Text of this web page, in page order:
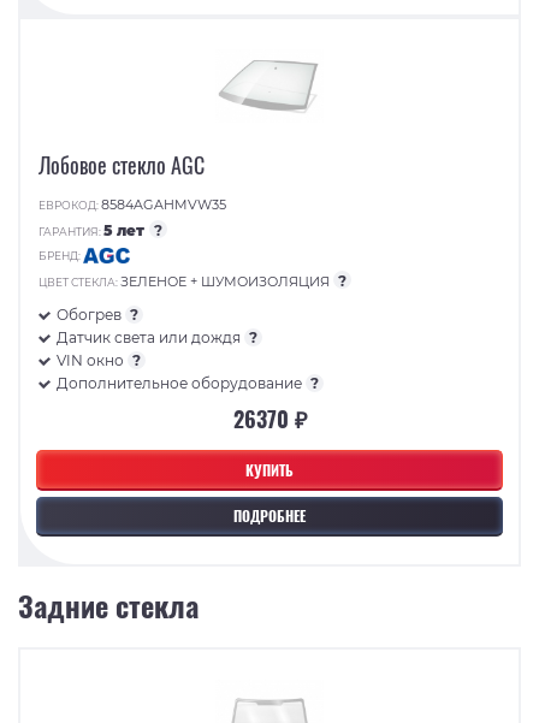
КУПИТЬ
ПОДРОБНЕЕ
Лобовое стекло AGC
ЕВРОКОД:8584AGAHMVW35
ГАРАНТИЯ:5 лет ?
БРЕНД:
ЦВЕТ СТЕКЛА:ЗЕЛЕНОЕ + ШУМОИЗОЛЯЦИЯ ?
Обогрев ?
Датчик света или дождя ?
VIN окно ?
Дополнительное оборудование ?
26370 ₽
Задние стекла